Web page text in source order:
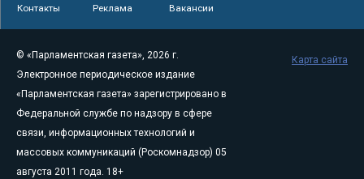
Контакты Реклама Вакансии
© «Парламентская газета», 2026 г.
Электронное периодическое издание
«Парламентская газета» зарегистрировано в
Федеральной службе по надзору в сфере
связи, информационных технологий и
массовых коммуникаций (Роскомнадзор) 05
августа 2011 года. 18+
Карта сайта